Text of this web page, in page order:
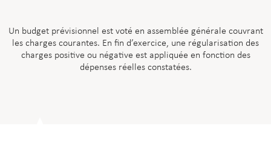
Un budget prévisionnel est voté en assemblée générale couvrant
les charges courantes. En fin d’exercice, une régularisation des
charges positive ou négative est appliquée en fonction des
dépenses réelles constatées.